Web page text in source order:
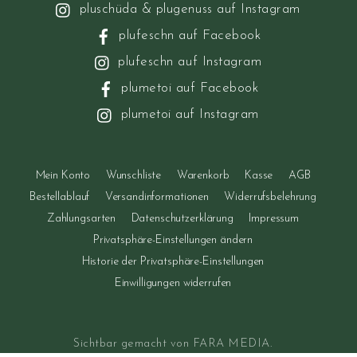
Optionen
pluschüda & plugenuss auf Instagram
plufeschn auf Facebook
plufeschn auf Instagram
plumetoi auf Facebook
plumetoi auf Instagram
Mein Konto Wunschliste Warenkorb Kasse
AGB
Bestellablauf
Versandinformationen
Widerrufsbelehrung
Zahlungsarten
Datenschutzerklärung
Impressum
Privatsphäre-Einstellungen ändern
Historie der Privatsphäre-Einstellungen
Einwilligungen widerrufen
Sichtbar gemacht von FARA MEDIA.